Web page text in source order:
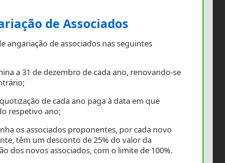
de Associados
angariação de associados nas seguintes
a 31 de dezembro de cada ano, renovando-se
de cada ano paga à data em que
respetivo ano;
os associados proponentes, por cada novo
têm um desconto de 25% do valor da
dos novos associados, com o limite de 100%.